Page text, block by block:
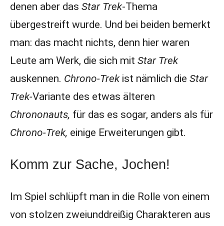
denen aber das Star Trek-Thema
übergestreift wurde. Und bei beiden bemerkt
man: das macht nichts, denn hier waren
Leute am Werk, die sich mit Star Trek
auskennen. Chrono-Trekist nämlich die Star
Trek-Variante des etwas älteren
Chrononauts, für das es sogar, anders als für
Chrono-Trek, einige Erweiterungen gibt.
Komm zur Sache, Jochen!
Im Spiel schlüpft man in die Rolle von einem
von stolzen zweiunddreißig Charakteren aus